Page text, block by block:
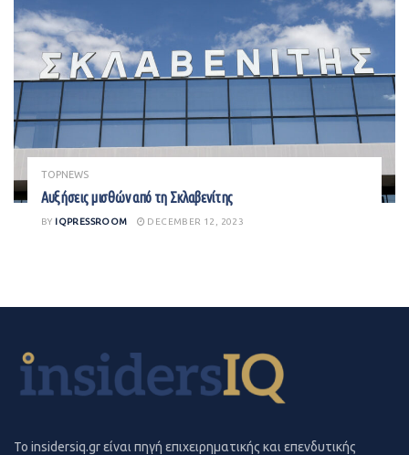
TOPNEWS
Αυξήσεις μισθών από τη Σκλαβενίτης
BY IQPRESSROOM DECEMBER 12, 2023
To insidersiq.gr είναι πηγή επιχειρηματικής και επενδυτικής